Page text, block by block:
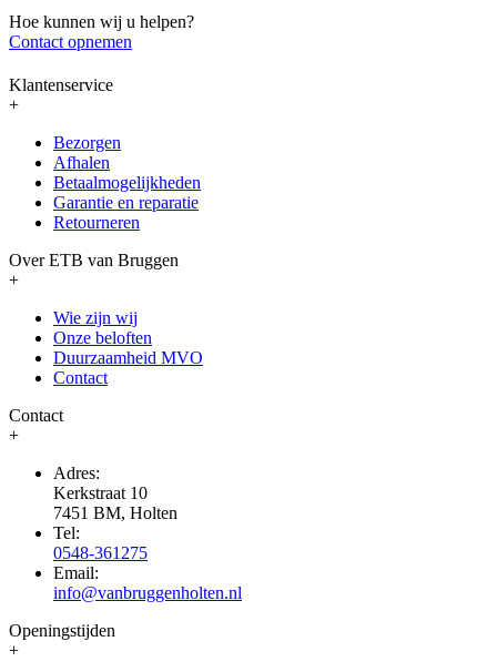
Hoe kunnen wij u helpen?
Contact opnemen
Klantenservice
+
Bezorgen
Afhalen
Betaalmogelijkheden
Garantie en reparatie
Retourneren
Over ETB van Bruggen
+
Wie zijn wij
Onze beloften
Duurzaamheid MVO
Contact
Contact
+
Adres:
Kerkstraat 10
7451 BM, Holten
Tel:
0548-361275
Email:
info@vanbruggenholten.nl
Openingstijden
+